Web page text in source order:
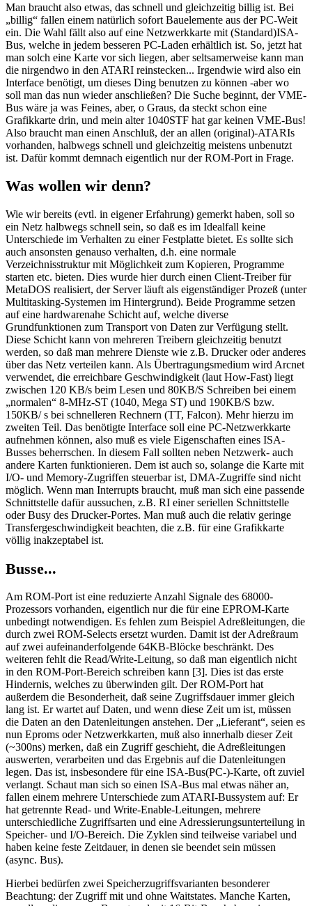
Man braucht also etwas, das schnell und gleichzeitig billig ist. Bei
„billig“ fallen einem natürlich sofort Bauelemente aus der PC-Weit
ein. Die Wahl fällt also auf eine Netzwerkkarte mit (Standard)ISA-
Bus, welche in jedem besseren PC-Laden erhältlich ist. So, jetzt hat
man solch eine Karte vor sich liegen, aber seltsamerweise kann man
die nirgendwo in den ATARI reinstecken... Irgendwie wird also ein
Interface benötigt, um dieses Ding benutzen zu können -aber wo
soll man das nun wieder anschließen? Die Suche beginnt, der VME-
Bus wäre ja was Feines, aber, o Graus, da steckt schon eine
Grafikkarte drin, und mein alter 1040STF hat gar keinen VME-Bus!
Also braucht man einen Anschluß, der an allen (original)-ATARIs
vorhanden, halbwegs schnell und gleichzeitig meistens unbenutzt
ist. Dafür kommt demnach eigentlich nur der ROM-Port in Frage.
Was wollen wir denn?
Wie wir bereits (evtl. in eigener Erfahrung) gemerkt haben, soll so
ein Netz halbwegs schnell sein, so daß es im Idealfall keine
Unterschiede im Verhalten zu einer Festplatte bietet. Es sollte sich
auch ansonsten genauso verhalten, d.h. eine normale
Verzeichnisstruktur mit Möglichkeit zum Kopieren, Programme
starten etc. bieten. Dies wurde hier durch einen Client-Treiber für
MetaDOS realisiert, der Server läuft als eigenständiger Prozeß (unter
Multitasking-Systemen im Hintergrund). Beide Programme setzen
auf eine hardwarenahe Schicht auf, welche diverse
Grundfunktionen zum Transport von Daten zur Verfügung stellt.
Diese Schicht kann von mehreren Treibern gleichzeitig benutzt
werden, so daß man mehrere Dienste wie z.B. Drucker oder anderes
über das Netz verteilen kann. Als Übertragungsmedium wird Arcnet
verwendet, die erreichbare Geschwindigkeit (laut How-Fast) liegt
zwischen 120 KB/s beim Lesen und 80KB/S Schreiben bei einem
„normalen“ 8-MHz-ST (1040, Mega ST) und 190KB/S bzw.
150KB/ s bei schnelleren Rechnern (TT, Falcon). Mehr hierzu im
zweiten Teil. Das benötigte Interface soll eine PC-Netzwerkkarte
aufnehmen können, also muß es viele Eigenschaften eines ISA-
Busses beherrschen. In diesem Fall sollten neben Netzwerk- auch
andere Karten funktionieren. Dem ist auch so, solange die Karte mit
I/O- und Memory-Zugriffen steuerbar ist, DMA-Zugriffe sind nicht
möglich. Wenn man Interrupts braucht, muß man sich eine passende
Schnittstelle dafür aussuchen, z.B. RI einer seriellen Schnittstelle
oder Busy des Drucker-Portes. Man muß auch die relativ geringe
Transfergeschwindigkeit beachten, die z.B. für eine Grafikkarte
völlig inakzeptabel ist.
Busse...
Am ROM-Port ist eine reduzierte Anzahl Signale des 68000-
Prozessors vorhanden, eigentlich nur die für eine EPROM-Karte
unbedingt notwendigen. Es fehlen zum Beispiel Adreßleitungen, die
durch zwei ROM-Selects ersetzt wurden. Damit ist der Adreßraum
auf zwei aufeinanderfolgende 64KB-Blöcke beschränkt. Des
weiteren fehlt die Read/Write-Leitung, so daß man eigentlich nicht
in den ROM-Port-Bereich schreiben kann [3]. Dies ist das erste
Hindernis, welches zu überwinden gilt. Der ROM-Port hat
außerdem die Besonderheit, daß seine Zugriffsdauer immer gleich
lang ist. Er wartet auf Daten, und wenn diese Zeit um ist, müssen
die Daten an den Datenleitungen anstehen. Der „Lieferant“, seien es
nun Eproms oder Netzwerkkarten, muß also innerhalb dieser Zeit
(~300ns) merken, daß ein Zugriff geschieht, die Adreßleitungen
auswerten, verarbeiten und das Ergebnis auf die Datenleitungen
legen. Das ist, insbesondere für eine ISA-Bus(PC-)-Karte, oft zuviel
verlangt. Schaut man sich so einen ISA-Bus mal etwas näher an,
fallen einem mehrere Unterschiede zum ATARI-Bussystem auf: Er
hat getrennte Read- und Write-Enable-Leitungen, mehrere
unterschiedliche Zugriffsarten und eine Adressierungsunterteilung in
Speicher- und I/O-Bereich. Die Zyklen sind teilweise variabel und
haben keine feste Zeitdauer, in denen sie beendet sein müssen
(async. Bus).
Hierbei bedürfen zwei Speicherzugriffsvarianten besonderer
Beachtung: der Zugriff mit und ohne Waitstates. Manche Karten,